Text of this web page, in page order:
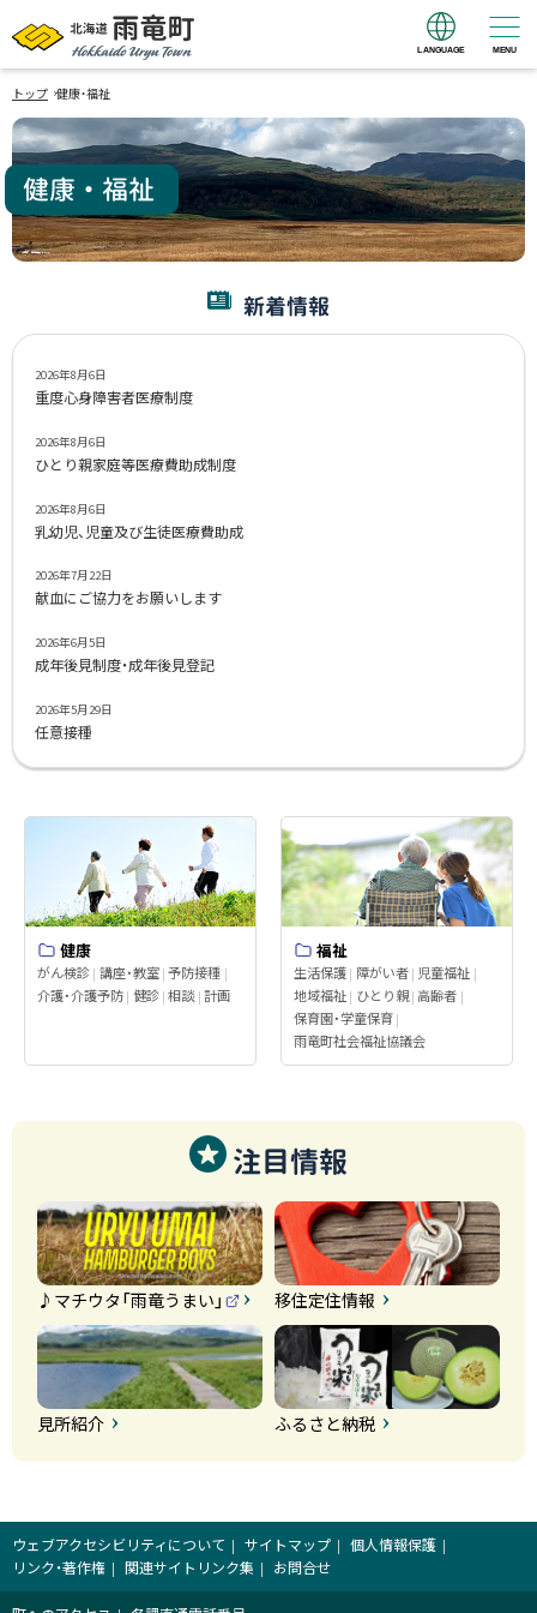
北海道 雨竜町
Hokkaido Uryu
Town
MENU
LANGUAGE
トップ ›健康・福祉
健康・福祉
新着情報
2026年8月6日
重度心身障害者医療制度
2026年8月6日
ひとり親家庭等医療費助成制度
2026年8月6日
乳幼児、児童及び生徒医療費助成
2026年7月22日
献血にご協力をお願いします
2026年6月5日
成年後見制度・成年後見登記
2026年5月29日
任意接種
健康
がん検診 講座・教室 予防接種
介護・介護予防 健診 相談 計画
福祉
生活保護 障がい者 児童福祉
地域福祉 ひとり親 高齢者
保育園・学童保育
雨竜町社会福祉協議会
注目情報
♪マチウタ「雨竜うまい」
外
部
サ
イ
ト
移住定住情報
見所紹介 ふるさと納税
ウェブアクセシビリティについて サイトマップ
個人情報保護
リンク・著作権
関連サイトリンク集 お問合せ